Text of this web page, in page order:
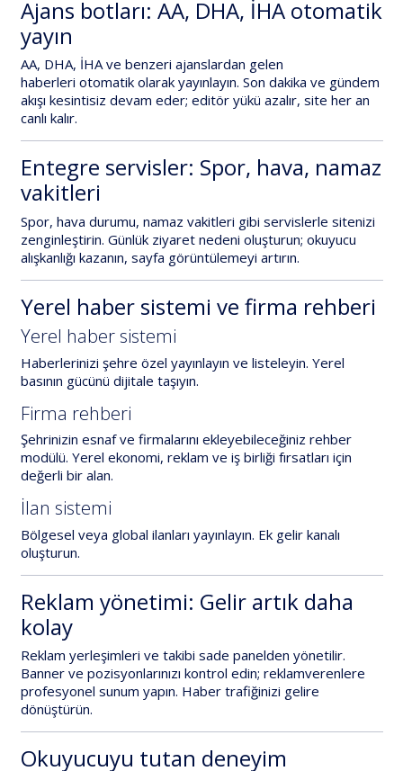
Ajans botları: AA, DHA, İHA otomatik
yayın
AA, DHA, İHAve benzeri ajanslardan gelen
haberleri otomatik olarak yayınlayın. Son dakika ve gündem
akışı kesintisiz devam eder; editör yükü azalır, site her an
canlı kalır.
Entegre servisler: Spor, hava, namaz
vakitleri
Spor, hava durumu, namaz vakitleri gibi servislerle sitenizi
zenginleştirin. Günlük ziyaret nedeni oluşturun; okuyucu
alışkanlığı kazanın, sayfa görüntülemeyi artırın.
Yerel haber sistemi ve firma rehberi
Yerel haber sistemi
Haberlerinizi şehre özel yayınlayın ve listeleyin. Yerel
basının gücünü dijitale taşıyın.
Firma rehberi
Şehrinizin esnaf ve firmalarını ekleyebileceğiniz rehber
modülü. Yerel ekonomi, reklam ve iş birliği fırsatları için
değerli bir alan.
İlan sistemi
Bölgesel veya global ilanları yayınlayın. Ek gelir kanalı
oluşturun.
Reklam yönetimi: Gelir artık daha
kolay
Reklam yerleşimleri ve takibi sade panelden yönetilir.
Banner ve pozisyonlarınızı kontrol edin; reklamverenlere
profesyonel sunum yapın. Haber trafiğinizi gelire
dönüştürün.
Okuyucuyu tutan deneyim